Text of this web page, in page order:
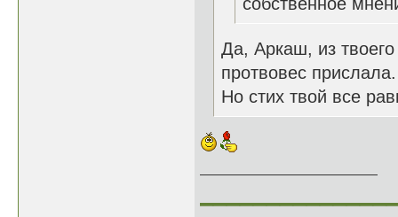
Да, Аркаш, из
протвовес
Но стих твой все